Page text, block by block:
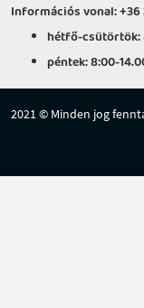
Információs vonal: +36
hétfő-csütörtök:
péntek: 8:00-
2021 © Minden jog